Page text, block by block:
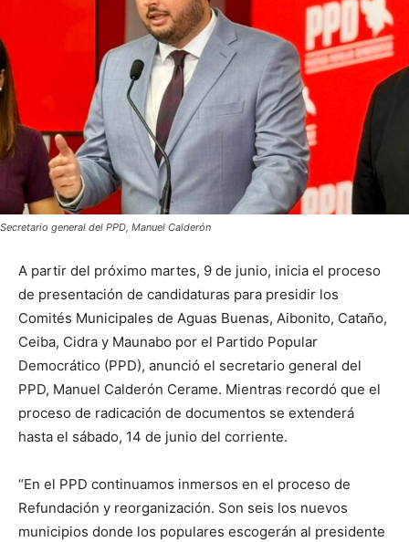
Secretario general del PPD, Manuel Calderón
A partir del próximo martes, 9 de junio, inicia el proceso
de presentación de candidaturas para presidir los
Comités Municipales de Aguas Buenas, Aibonito, Cataño,
Ceiba, Cidra y Maunabo por el Partido Popular
Democrático (PPD), anunció el secretario general del
PPD, Manuel Calderón Cerame. Mientras recordó que el
proceso de radicación de documentos se extenderá
hasta el sábado, 14 de junio del corriente.
“En el PPD continuamos inmersos en el proceso de
Refundación y reorganización. Son seis los nuevos
municipios donde los populares escogerán al presidente